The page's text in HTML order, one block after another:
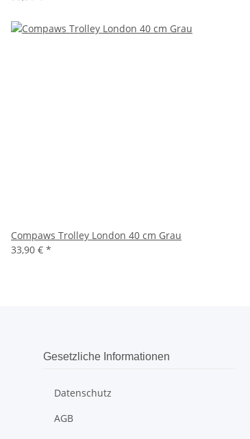
Compaws Trolley London 40 cm Grau
33,90 € *
Gesetzliche Informationen
Datenschutz
AGB